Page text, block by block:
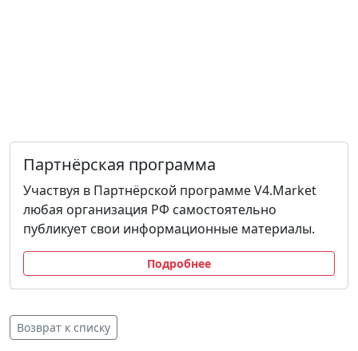
Партнёрская программа
Участвуя в Партнёрской программе V4.Market
любая организация РФ самостоятельно
публикует свои информационные материалы.
Подробнее
Возврат к списку